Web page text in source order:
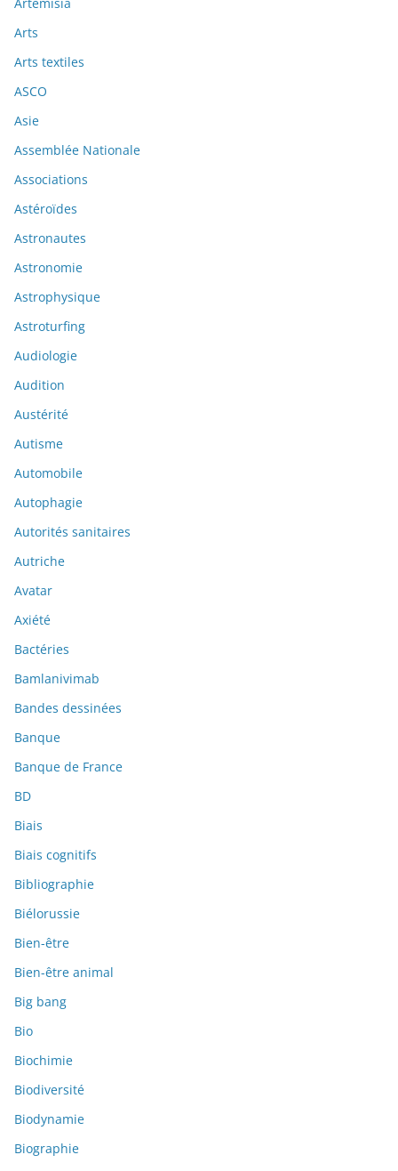
Arts
Arts textiles
ASCO
Asie
Assemblée Nationale
Associations
Astéroïdes
Astronautes
Astronomie
Astrophysique
Astroturfing
Audiologie
Audition
Austérité
Autisme
Automobile
Autophagie
Autorités sanitaires
Autriche
Avatar
Axiété
Bactéries
Bamlanivimab
Bandes dessinées
Banque
Banque de France
BD
Biais
Biais cognitifs
Bibliographie
Biélorussie
Bien-être
Bien-être animal
Big bang
Bio
Biochimie
Biodiversité
Biodynamie
Biographie